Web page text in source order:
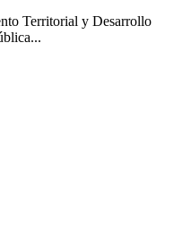
Territorial y Desarrollo